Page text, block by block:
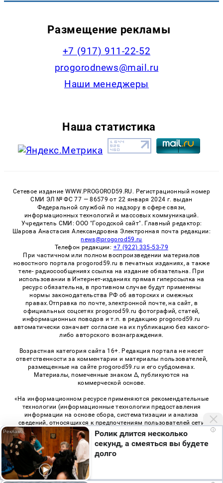
Размещение рекламы
+7 (917) 911-22-52
progorodnews@mail.ru
Наши менеджеры
Наша статистика
Сетевое издание WWW.PROGOROD59.RU. Регистрационный номер
СМИ ЭЛ № ФС 77 — 86579 от 22 января 2024 г. выдан
Федеральной службой по надзору в сфере связи,
информационных технологий и массовых коммуникаций.
Учредитель СМИ: ООО "Городской сайт". Главный редактор:
Шарова Анастасия Александровна Электронная почта редакции:
news@progorod59.ru
Телефон редакции: +7 (922) 335-53-79
При частичном или полном воспроизведении материалов
новостного портала progorod59.ru в печатных изданиях, а также
теле- радиосообщениях ссылка на издание обязательна. При
использовании в Интернет-изданиях прямая гиперссылка на
ресурс обязательна, в противном случае будут применены
нормы законодательства РФ об авторских и смежных
правах.Отправка по почте, электронной почте, на сайт, в
официальных соцсетях progorod59.ru фотографий, статей,
информационных поводов и т.п. в редакцию progorod59.ru
автоматически означает согласие на их публикацию без какого-
либо авторского вознаграждения.
Возрастная категория сайта 16+. Редакция портала не несет
ответственности за комментарии и материалы пользователей,
размещенные на сайте progorod59.ru и его субдоменах.
Материалы, помеченные знаком Δ, публикуются на
коммерческой основе.
«На информационном ресурсе применяются рекомендательные
технологии (информационные технологии предоставления
информации на основе сбора, систематизации и анализа
сведений, относящихся к предпочтениям пользователей сети
«Интернет», находящихся на территории Российской
Федерации)». Правила применения рекомендательных
технологий в виджетах рекламно-обменной сети«СМИ2» (PDF),
«Sparrow» (PDF)
i
Ролик длится несколько
секунд, а смеяться вы будете
долго